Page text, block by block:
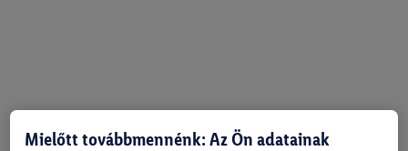
Mielőtt továbbmennénk: Az Ön adatainak